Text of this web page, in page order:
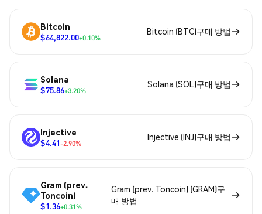
Bitcoin
$64,822.00+0.10%
Bitcoin (BTC)구매 방법
Solana
$75.86+3.20%
Solana (SOL)구매 방법
Injective
$4.41-2.90%
Injective (INJ)구매 방법
Gram (prev.
Toncoin)
$1.36+0.31%
Gram (prev. Toncoin) (GRAM)구
매 방법